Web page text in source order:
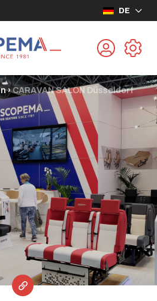
DE
›CARAVAN SALON Düsseldorf